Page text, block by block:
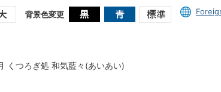
背景色変更
くつろぎ処 和気藍々(あいあい)